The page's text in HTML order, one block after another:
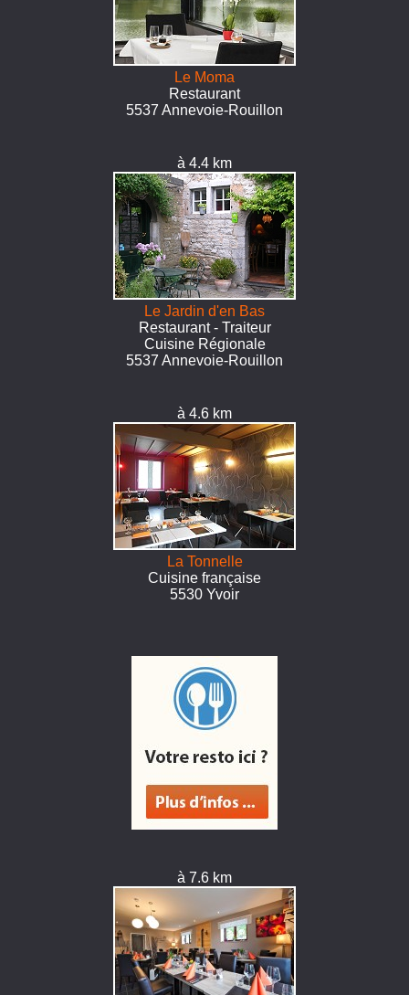
Le Moma
Restaurant
5537 Annevoie-Rouillon
à 4.4 km
Le Jardin d'en Bas
Restaurant - Traiteur
Cuisine Régionale
5537 Annevoie-Rouillon
à 4.6 km
La Tonnelle
Cuisine française
5530 Yvoir
à 7.6 km